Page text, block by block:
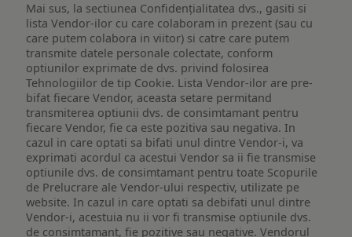
Mai sus, la sectiunea Confidențialitatea dvs., gasiti si
lista Vendor-ilor cu care colaboram in prezent (sau cu
care putem colabora in viitor) si catre care putem
transmite datele personale colectate, conform
optiunilor exprimate de dvs. privind folosirea
Tehnologiilor de tip Cookie. Lista Vendor-ilor are pre-
bifat fiecare Vendor, aceasta setare permitand
transmiterea optiunii dvs. de consimtamant pentru
fiecare Vendor, fie ca este pozitiva sau negativa. In
cazul in care optati sa bifati unul dintre Vendor-i, va
exprimati acordul ca acestui Vendor sa ii fie transmise
optiunile dvs. de consimtamant pentru toate Scopurile
de Prelucrare ale Vendor-ului respectiv, utilizate pe
website. In cazul in care optati sa debifati unul dintre
Vendor-i, acestuia nu ii vor fi transmise optiunile dvs.
de consimtamant, fie pozitive sau negative. Vendorul